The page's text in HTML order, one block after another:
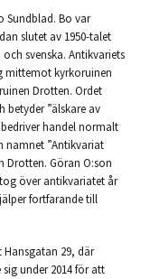
Sundblad. Bo var
slutet av 1950-talet
svenska. Antikvariets
mittemot kyrkoruinen
Drotten. Ordet
”älskare av
handel normalt
namnet ”Antikvariat
Drotten. Göran O:son
över antikvariatet år
fortfarande till
29, där
under 2014 för att